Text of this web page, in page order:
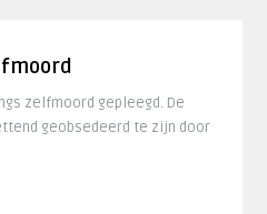
zelfmoord gepleegd. De
geobsedeerd te zijn door